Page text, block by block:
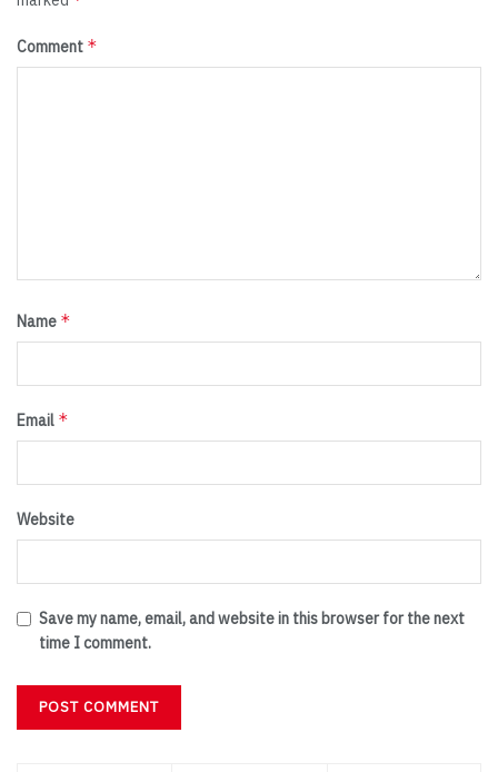
Comment *
Name *
Email *
Website
Save my name, email, and website in this browser for the next
time I comment.